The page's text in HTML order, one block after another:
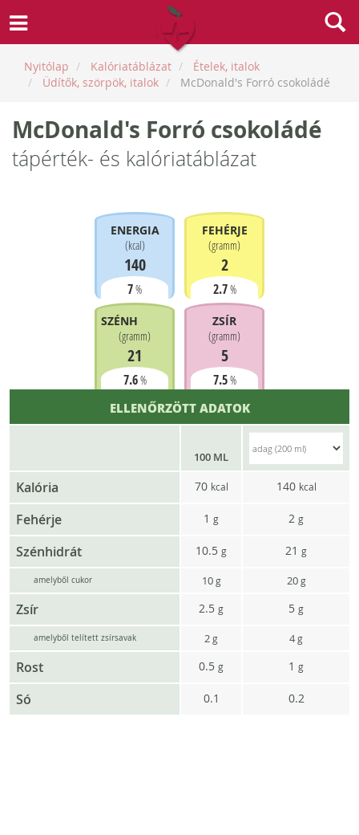
Nyitólap Kalóriatáblázat
Ételek, italok
Üdítők, szörpök, italok
McDonald's Forró csokoládé
McDonald's Forró csokoládé
tápérték- és kalóriatáblázat
ENERGIA
(kcal)
140
7%
FEHÉRJE
(gramm)
2
2.7%
SZÉNHIDRÁT
(gramm)
21
7.6%
ZSÍR
(gramm)
5
7.5%
ELLENŐRZÖTT ADATOK
100 ML
Kalória 70 kcal 140 kcal
Fehérje 1 g 2 g
Szénhidrát 10.5 g 21 g
amelyből cukor 10g 20 g
Zsír 2.5 g 5 g
amelyből telített zsírsavak 2g 4g
Rost 0.5 g 1 g
Só 0.1 0.2